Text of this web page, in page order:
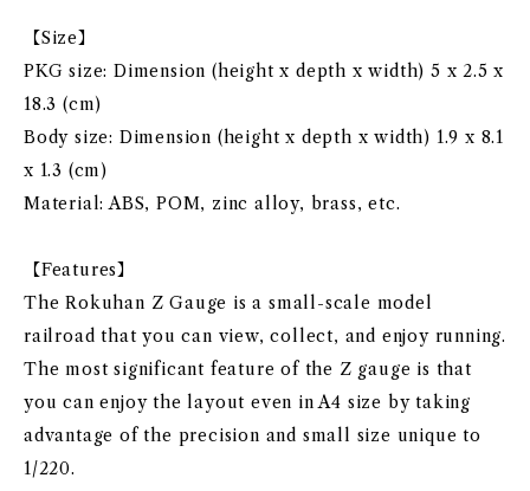
【Size】
PKG size: Dimension (height x depth x width) 5 x 2.5 x
18.3 (cm)
Body size: Dimension (height x depth x width) 1.9 x 8.1
x 1.3 (cm)
Material: ABS, POM, zinc alloy, brass, etc.
【Features】
The Rokuhan Z Gauge is a small-scale model
railroad that you can view, collect, and enjoy running.
The most significant feature of the Z gauge is that
you can enjoy the layout even in A4 size by taking
advantage of the precision and small size unique to
1/220.